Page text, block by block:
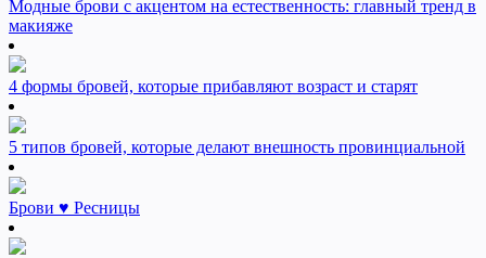
Модные брови с акцентом на естественность: главный тренд в
макияже
4 формы бровей, которые прибавляют возраст и старят
5 типов бровей, которые делают внешность провинциальной
Брови ♥ Ресницы